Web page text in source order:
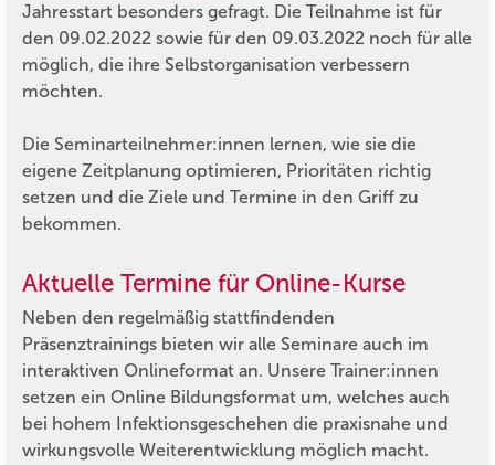
Jahresstart besonders gefragt. Die Teilnahme ist für
den 09.02.2022 sowie für den 09.03.2022 noch für alle
möglich, die ihre Selbstorganisation verbessern
möchten.
Die Seminarteilnehmer:innen lernen, wie sie die
eigene Zeitplanung optimieren, Prioritäten richtig
setzen und die Ziele und Termine in den Griff zu
bekommen.
Aktuelle Termine für Online-Kurse
Neben den regelmäßig stattfindenden
Präsenztrainings bieten wir alle Seminare auch im
interaktiven Onlineformat an. Unsere Trainer:innen
setzen ein Online Bildungsformat um, welches auch
bei hohem Infektionsgeschehen die praxisnahe und
wirkungsvolle Weiterentwicklung möglich macht.